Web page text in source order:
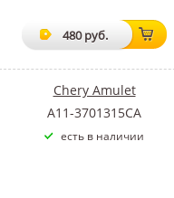
480 руб.
Chery Amulet
A11-3701315CA
есть в наличии